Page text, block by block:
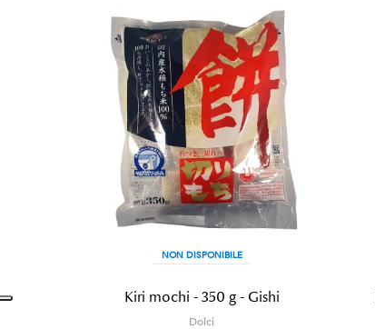
NON DISPONIBILE
Kiri mochi - 350 g - Gishi
Dolci